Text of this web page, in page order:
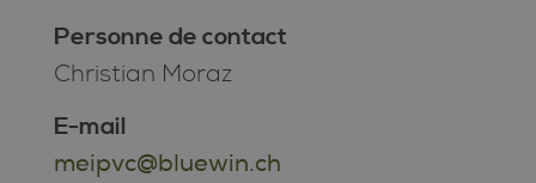
Personne de contact
Christian Moraz
E-mail
meipvc@bluewin.ch